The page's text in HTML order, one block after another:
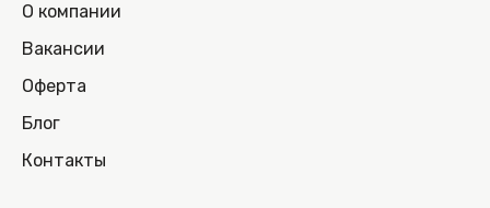
О компании
Вакансии
Оферта
Блог
Контакты